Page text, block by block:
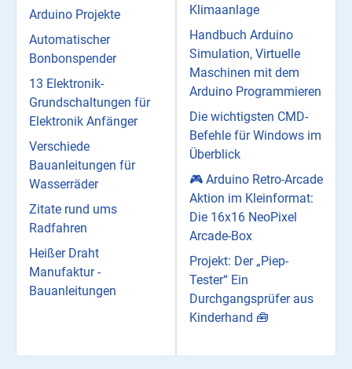
Arduino Projekte
Automatischer
Bonbonspender
13 Elektronik-
Grundschaltungen für
Elektronik Anfänger
Verschiede
Bauanleitungen für
Wasserräder
Zitate rund ums
Radfahren
Heißer Draht
Manufaktur -
Bauanleitungen
Klimaanlage
Handbuch Arduino
Simulation, Virtuelle
Maschinen mit dem
Arduino Programmieren
Die wichtigsten CMD-
Befehle für Windows im
Überblick
🎮 Arduino Retro-Arcade
Aktion im Kleinformat:
Die 16x16 NeoPixel
Arcade-Box
Projekt: Der „Piep-
Tester“ Ein
Durchgangsprüfer aus
Kinderhand 🧰